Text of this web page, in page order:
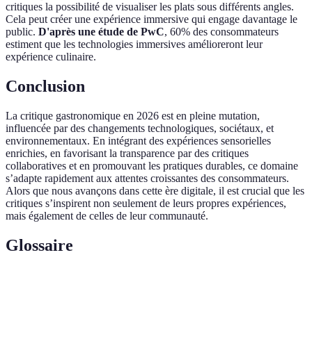
critiques la possibilité de visualiser les plats sous différents angles.
Cela peut créer une expérience immersive qui engage davantage le
public. D'après une étude de PwC, 60% des consommateurs
estiment que les technologies immersives amélioreront leur
expérience culinaire.
Conclusion
La critique gastronomique en 2026 est en pleine mutation,
influencée par des changements technologiques, sociétaux, et
environnementaux. En intégrant des expériences sensorielles
enrichies, en favorisant la transparence par des critiques
collaboratives et en promouvant les pratiques durables, ce domaine
s’adapte rapidement aux attentes croissantes des consommateurs.
Alors que nous avançons dans cette ère digitale, il est crucial que les
critiques s’inspirent non seulement de leurs propres expériences,
mais également de celles de leur communauté.
Glossaire